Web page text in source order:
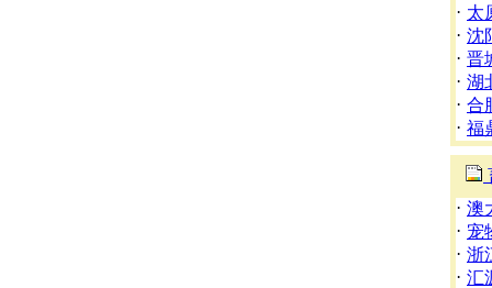
· 太
· 沈
· 晋
· 湖
· 合
· 福
· 澳
· 宠
· 浙
· 汇